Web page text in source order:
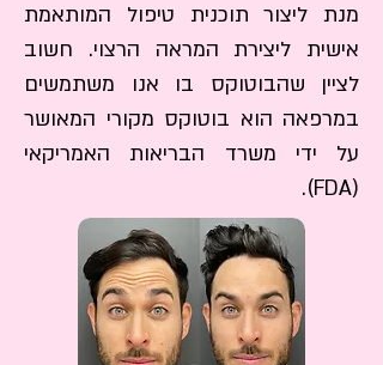
מנת ליצור תוכנית טיפול המותאמת
אישית ליצירת המראה הרצוי. חשוב
לציין שהבוטוקס בו אנו משתמשים
במרפאה הוא בוטוקס מקורי המאושר
על ידי משרד הבריאות האמריקאי
(FDA).